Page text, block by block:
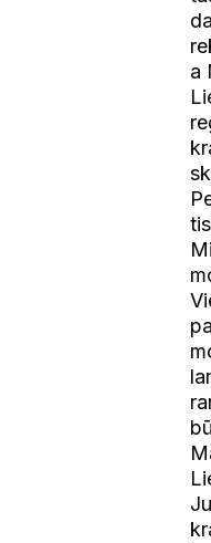
a
tis